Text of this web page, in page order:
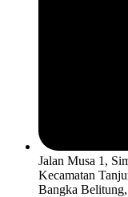
Jalan Musa 1,
Kecamatan
Bangka